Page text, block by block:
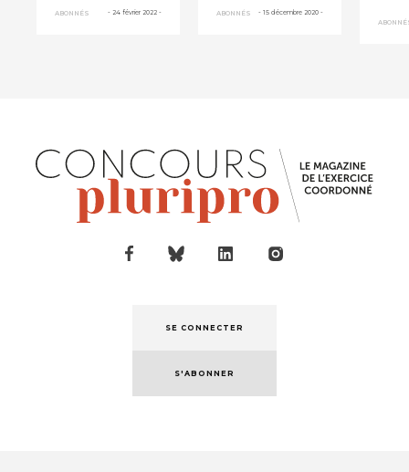
ABONNÉS - 24 février 2022 - ABONNÉS - 15 décembre 2020 -
SE CONNECTER
S'ABONNER